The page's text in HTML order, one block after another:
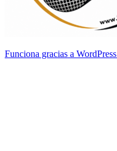
Funciona gracias a WordPress